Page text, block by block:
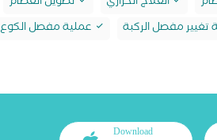
تغيير مفصل الركبة عملية مفصل الكوع
Download